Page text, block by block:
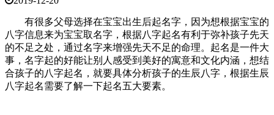
有很多父母选择在宝宝出生后起名字，因为想根据宝宝的
八字信息来为宝宝取名字，根据八字起名有利于弥补孩子先天
的不足之处，通过名字来增强先天不足的命理。起名是一件大
事，名字起的好能让别人感受到美好的寓意和文化内涵，想结
合孩子的八字起名，就要具体分析孩子的生辰八字，根据生辰
八字起名需要了解一下起名五大要素。